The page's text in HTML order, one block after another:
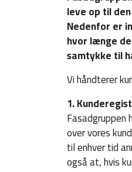
leve op til
Nedenfor er
hvor længe
samtykke til
Vi håndterer
1.
over vores
til enhver tid
også at, hvis